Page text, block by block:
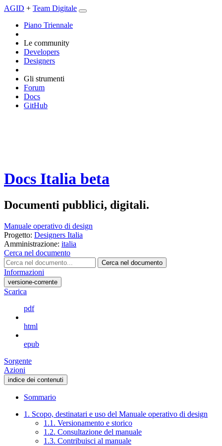
AGID + Team Digitale
Piano Triennale
Le community
Developers
Designers
Gli strumenti
Forum
Docs
GitHub
Docs Italia beta
Documenti pubblici, digitali.
Manuale operativo di design
Progetto: Designers Italia
Amministrazione: italia
Cerca nel documento
Cerca nel documento
Informazioni
versione-corrente
Scarica
pdf
html
epub
Sorgente
Azioni
indice dei contenuti
Sommario
1. Scopo, destinatari e uso del Manuale operativo di design
1.1. Versionamento e storico
1.2. Consultazione del manuale
1.3. Contribuisci al manuale